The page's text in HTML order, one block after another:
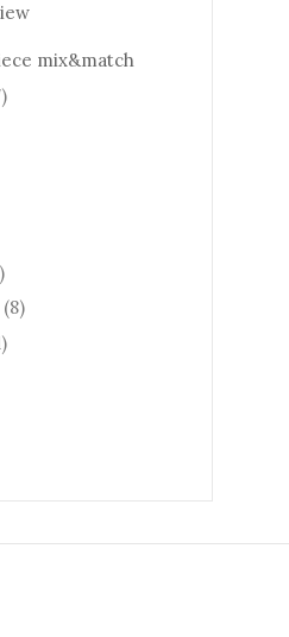
mix&match
(8)